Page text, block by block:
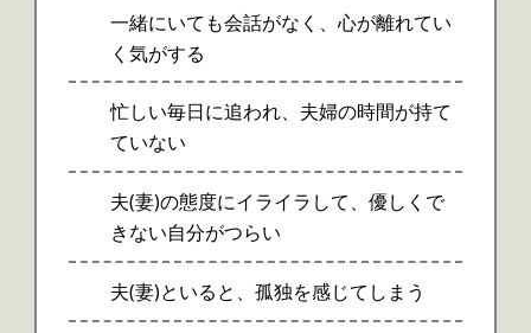
一緒にいても会話がなく、心が離れてい
く気がする
忙しい毎日に追われ、夫婦の時間が持て
ていない
夫(妻)の態度にイライラして、優しくで
きない自分がつらい
夫(妻)といると、孤独を感じてしまう